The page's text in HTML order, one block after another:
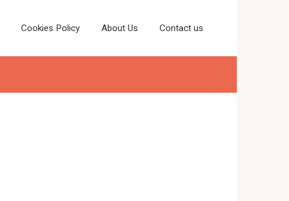
Cookies Policy About Us Contact us